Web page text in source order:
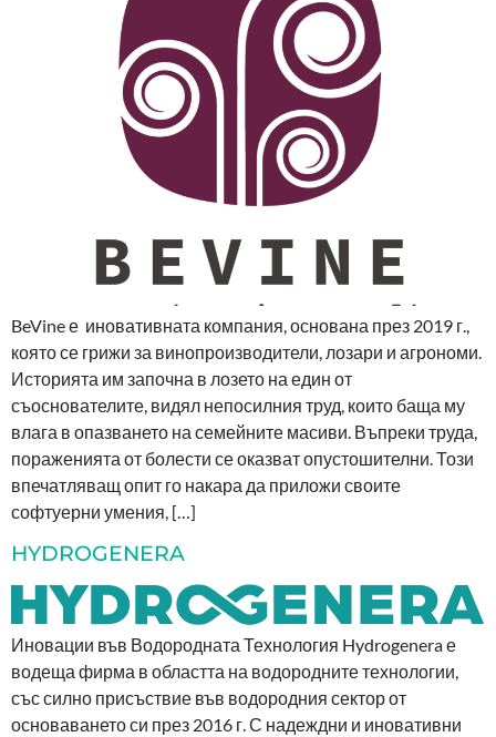
BeVine е иновативната компания, основана през 2019 г.,
която се грижи за винопроизводители, лозари и агрономи.
Историята им започна в лозето на един от
съоснователите, видял непосилния труд, които баща му
влага в опазването на семейните масиви. Въпреки труда,
пораженията от болести се оказват опустошителни. Този
впечатляващ опит го накара да приложи своите
софтуерни умения, […]
HYDROGENERA
Иновации във Водородната Технология Hydrogenera е
водеща фирма в областта на водородните технологии,
със силно присъствие във водородния сектор от
основаването си през 2016 г. С надеждни и иновативни